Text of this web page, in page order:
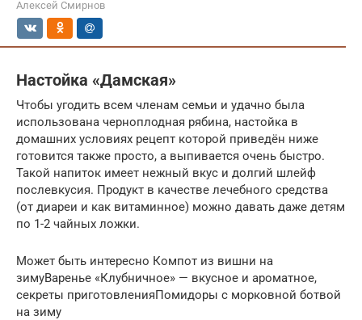
Алексей Смирнов
Настойка «Дамская»
Чтобы угодить всем членам семьи и удачно была
использована черноплодная рябина, настойка в
домашних условиях рецепт которой приведён ниже
готовится также просто, а выпивается очень быстро.
Такой напиток имеет нежный вкус и долгий шлейф
послевкусия. Продукт в качестве лечебного средства
(от диареи и как витаминное) можно давать даже детям
по 1-2 чайных ложки.
Может быть интересно Компот из вишни на
зимуВаренье «Клубничное» — вкусное и ароматное,
секреты приготовленияПомидоры с морковной ботвой
на зиму